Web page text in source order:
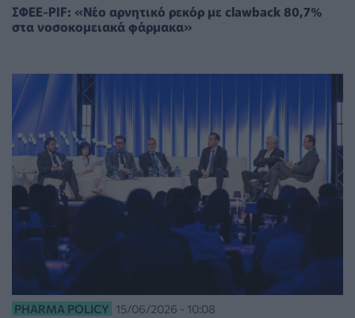
ΣΦΕΕ-PIF: «Νέο αρνητικό ρεκόρ με clawback 80,7%
στα νοσοκομειακά φάρμακα»
PHARMA POLICY 15/06/2026 - 10:08